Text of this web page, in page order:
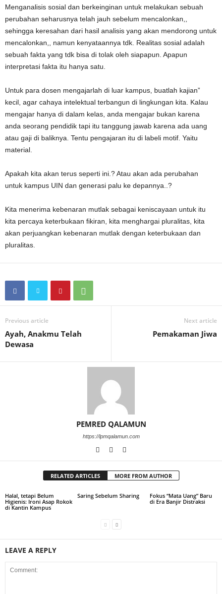
Menganalisis sosial dan berkeinginan untuk melakukan sebuah
perubahan seharusnya telah jauh sebelum mencalonkan,,
sehingga keresahan dari hasil analisis yang akan mendorong untuk
mencalonkan,, namun kenyataannya tdk. Realitas sosial adalah
sebuah fakta yang tdk bisa di tolak oleh siapapun. Apapun
interpretasi fakta itu hanya satu.
Untuk para dosen mengajarlah di luar kampus, buatlah kajian”
kecil, agar cahaya intelektual terbangun di lingkungan kita. Kalau
mengajar hanya di dalam kelas, anda mengajar bukan karena
anda seorang pendidik tapi itu tanggung jawab karena ada uang
atau gaji di baliknya. Tentu pengajaran itu di labeli motif. Yaitu
material.
Apakah kita akan terus seperti ini.? Atau akan ada perubahan
untuk kampus UIN dan generasi palu ke depannya..?
Kita menerima kebenaran mutlak sebagai keniscayaan untuk itu
kita percaya keterbukaan fikiran, kita menghargai pluralitas, kita
akan perjuangkan kebenaran mutlak dengan keterbukaan dan
pluralitas.
Previous article
Ayah, Anakmu Telah
Dewasa
Next article
Pemakaman Jiwa
PEMRED QALAMUN
https://lpmqalamun.com
RELATED ARTICLES MORE FROM AUTHOR
Halal, tetapi Belum
Higienis: Ironi Asap Rokok
di Kantin Kampus
Saring Sebelum Sharing
Fokus “Mata Uang” Baru
di Era Banjir Distraksi
LEAVE A REPLY